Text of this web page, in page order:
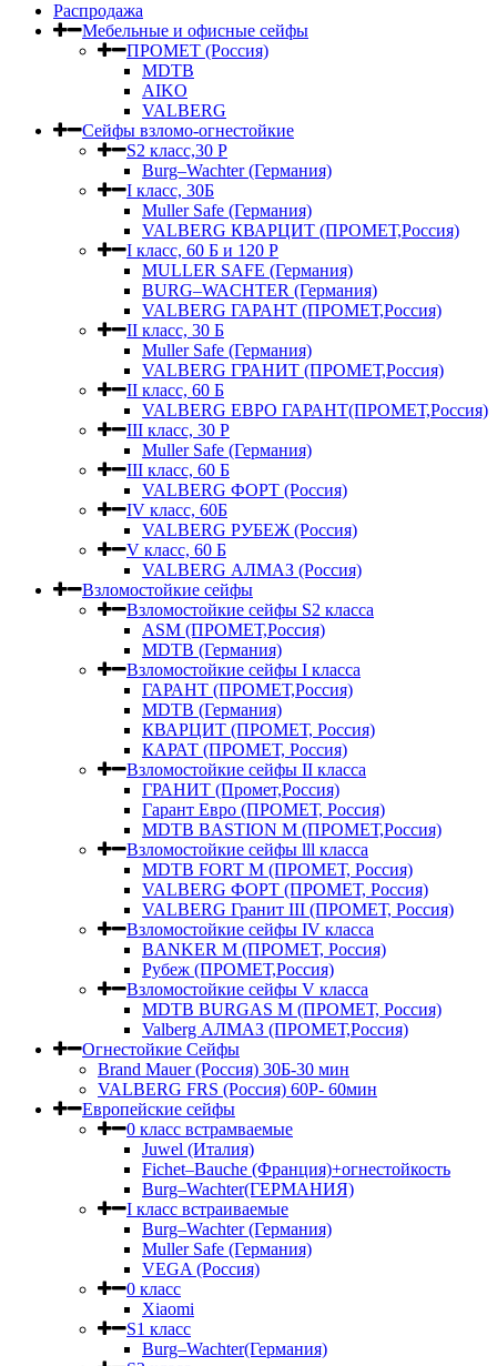
Распродажа
Мебельные и офисные сейфы
ПРОМЕТ (Россия)
MDTB
AIKO
VALBERG
Сейфы взломо-огнестойкие
S2 класс,30 Р
Burg–Wachter (Германия)
I класс, 30Б
Muller Safe (Германия)
VALBERG КВАРЦИТ (ПРОМЕТ,Россия)
I класс, 60 Б и 120 Р
MULLER SAFE (Германия)
BURG–WACHTER (Германия)
VALBERG ГАРАНТ (ПРОМЕТ,Россия)
II класс, 30 Б
Muller Safe (Германия)
VALBERG ГРАНИТ (ПРОМЕТ,Россия)
II класс, 60 Б
VALBERG ЕВРО ГАРАНТ(ПРОМЕТ,Россия)
III класс, 30 Р
Muller Safe (Германия)
III класс, 60 Б
VALBERG ФОРТ (Россия)
IV класс, 60Б
VALBERG РУБЕЖ (Россия)
V класс, 60 Б
VALBERG АЛМАЗ (Россия)
Взломостойкие сейфы
Взломостойкие сейфы S2 класса
ASM (ПРОМЕТ,Россия)
MDTB (Германия)
Взломостойкие сейфы I класса
ГАРАНТ (ПРОМЕТ,Россия)
MDTB (Германия)
КВАРЦИТ (ПРОМЕТ, Россия)
КАРАТ (ПРОМЕТ, Россия)
Взломостойкие сейфы II класса
ГРАНИТ (Промет,Россия)
Гарант Евро (ПРОМЕТ, Россия)
MDTB BASTION M (ПРОМЕТ,Россия)
Взломостойкие сейфы lll класса
MDTB FORT M (ПРОМЕТ, Россия)
VALBERG ФОРТ (ПРОМЕТ, Россия)
VALBERG Гранит III (ПРОМЕТ, Россия)
Взломостойкие сейфы IV класса
BANKER M (ПРОМЕТ, Россия)
Рубеж (ПРОМЕТ,Россия)
Взломостойкие сейфы V класса
MDTB BURGAS M (ПРОМЕТ, Россия)
Valberg АЛМАЗ (ПРОМЕТ,Россия)
Огнестойкие Сейфы
Brand Mauer (Россия) 30Б-30 мин
VALBERG FRS (Россия) 60Р- 60мин
Европейские сейфы
0 класс встрамваемые
Juwel (Италия)
Fichet–Bauche (Франция)+огнестойкость
Burg–Wachter(ГЕРМАНИЯ)
I класс встраиваемые
Burg–Wachter (Германия)
Muller Safe (Германия)
VEGA (Россия)
0 класс
Xiaomi
S1 класс
Burg–Wachter(Германия)